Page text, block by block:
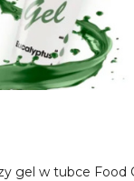
gel w tubce Food